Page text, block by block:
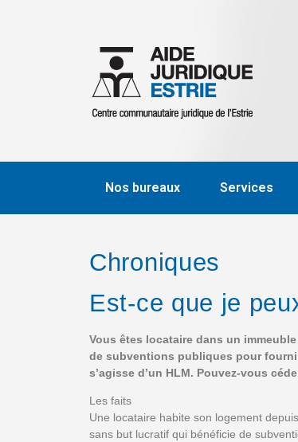
Nos bureaux Services
Chroniques
Est-ce que je
Vous êtes locataire dans un
de subventions publiques pour
s’agisse d’un HLM. Pouvez-vous
Les faits
Une locataire habite son logement
sans but lucratif qui bénéficie de